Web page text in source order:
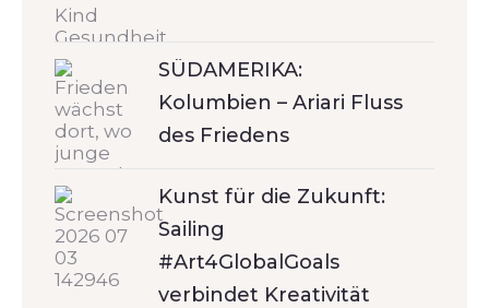
SÜDAMERIKA:
Kolumbien – Ariari Fluss
des Friedens
Kunst für die Zukunft:
Sailing
#Art4GlobalGoals
verbindet Kreativität